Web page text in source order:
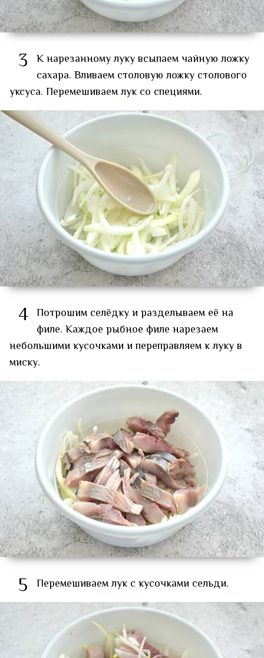
3 К нарезанному луку всыпаем чайную ложку
сахара. Вливаем столовую ложку столового
уксуса. Перемешиваем лук со специями.
4 Потрошим селёдку и разделываем её на
филе. Каждое рыбное филе нарезаем
небольшими кусочками и переправляем к луку в
миску.
5 Перемешиваем лук с кусочками сельди.